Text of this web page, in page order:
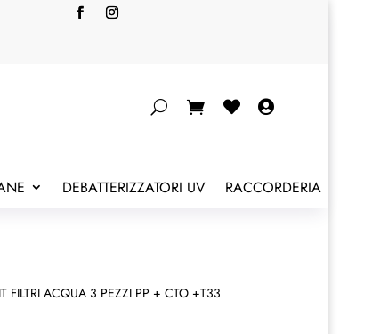
 
DEBATTERIZZATORI UV
RACCORDERIA
FILTRI ACQUA 3 PEZZI PP + CTO +T33